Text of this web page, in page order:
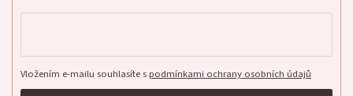
Vložením e-mailu souhlasíte s podmínkami ochrany osobních údajů